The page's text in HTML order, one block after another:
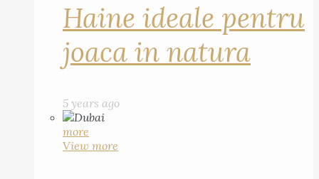
Haine ideale pentru
joaca in natura
5 years ago
more
View more